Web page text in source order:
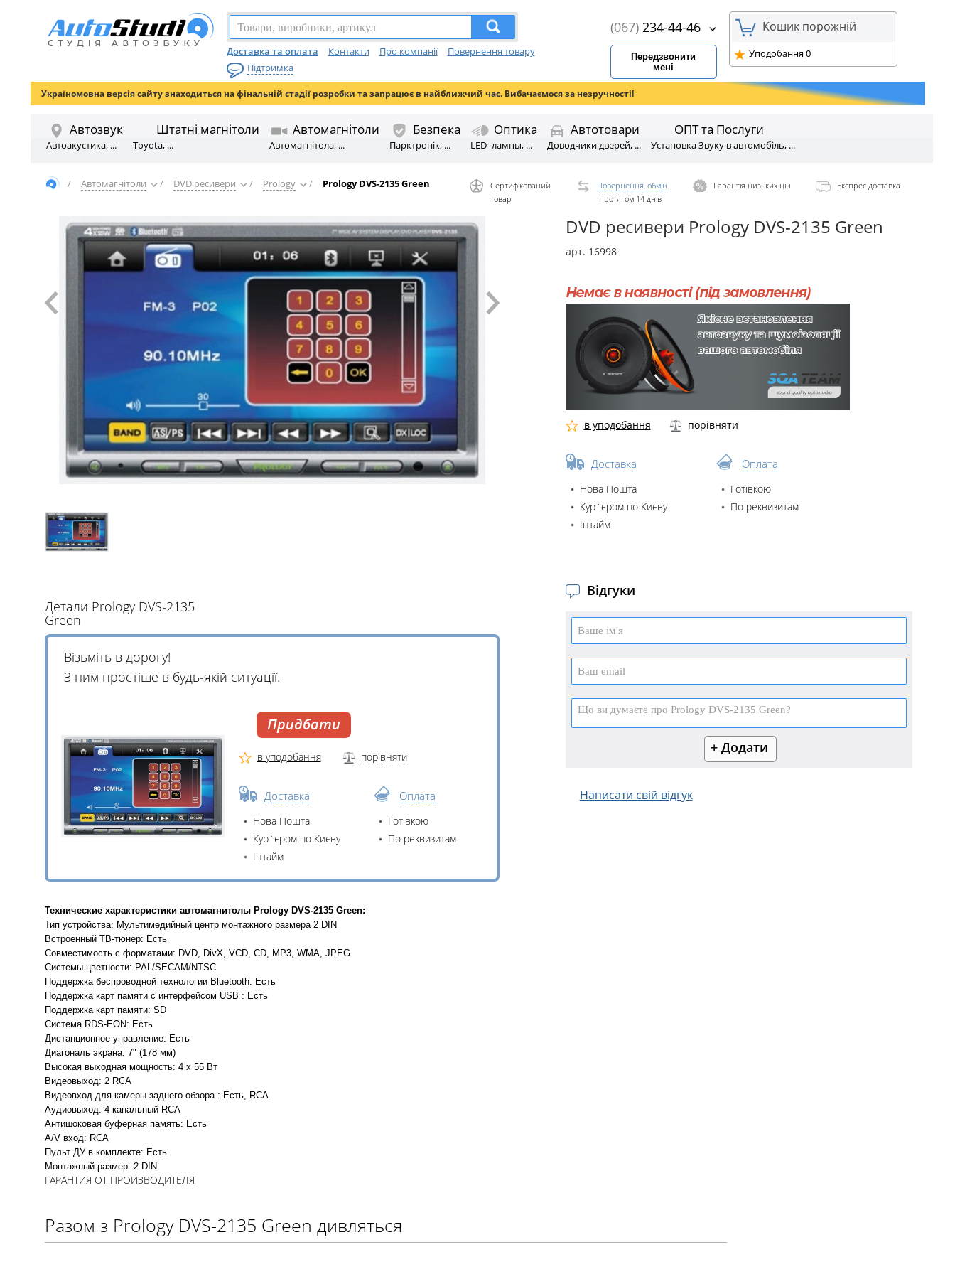
Доставка та оплата Контакти Про компанії
Повернення товару
Підтримка
(067)234-44-46
Передзвонити
мені
Кошик порожній
Уподобання0
Україномовна версія сайту знаходиться на фінальній стадії розробки та запрацює в найближчий час. Вибачаємося за незручності!
Автозвук
Автоакустика, ...
Штатні магнітоли
Toyota, ...
Автомагнітоли
Автомагнітола, ...
Безпека
Парктронік, ...
Оптика
LED- лампы, ...
Автотовари
Доводчики дверей, ...
ОПТ та Послуги
Установка Звуку в автомобіль, ...
/ Автомагнітоли / DVD ресивери / Prology / Prology DVS-2135 Green
Сертифікований
товар
Повернення, обмін
протягом 14 днів
Гарантія низьких цін Експрес доставка
Детали Prology DVS-2135
Green
Візьміть в дорогу!
З ним простіше в будь-якій ситуації.
Придбати
в уподобання порівняти
Доставка
Нова Пошта
Кур`єром по Києву
Інтайм
Оплата
Готівкою
По реквизитам
Технические характеристики автомагнитолы Prology DVS-2135 Green:
Тип устройства: Мультимедийный центр монтажного размера 2 DIN
Встроенный ТВ-тюнер: Есть
Совместимость с форматами: DVD, DivX, VCD, CD, MP3, WMA, JPEG
Системы цветности: PAL/SECAM/NTSC
Поддержка беспроводной технологии Bluetooth: Есть
Поддержка карт памяти с интерфейсом USB : Есть
Поддержка карт памяти: SD
Система RDS-EON: Есть
Дистанционное управление: Есть
Диагональ экрана: 7" (178 мм)
Высокая выходная мощность: 4 х 55 Вт
Видеовыход: 2 RCA
Видеовход для камеры заднего обзора : Есть, RCA
Аудиовыход: 4-канальный RCA
Антишоковая буферная память: Есть
A/V вход: RCA
Пульт ДУ в комплекте: Есть
Монтажный размер: 2 DIN
ГАРАНТИЯ ОТ ПРОИЗВОДИТЕЛЯ
DVD ресивери Prology DVS-2135 Green
арт. 16998
в уподобання порівняти
Доставка
Нова Пошта
Кур`єром по Києву
Інтайм
Оплата
Готівкою
По реквизитам
Відгуки
Написати свій відгук
Разом з Prology DVS-2135 Green дивляться